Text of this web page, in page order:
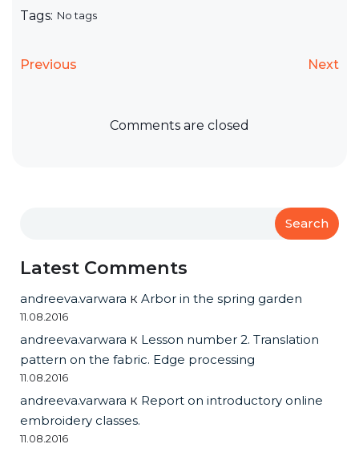
Tags: No tags
Previous Next
Comments are closed
Search
Latest Comments
andreeva.varwara к Arbor in the spring garden
11.08.2016
andreeva.varwara к Lesson number 2. Translation
pattern on the fabric. Edge processing
11.08.2016
andreeva.varwara к Report on introductory online
embroidery classes.
11.08.2016